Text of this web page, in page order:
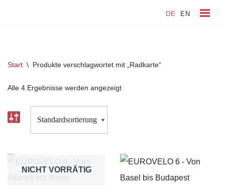
springen
DE EN
Start \ Produkte verschlagwortet mit „Radkarte“
Alle 4 Ergebnisse werden angezeigt
NICHT VORRÄTIG